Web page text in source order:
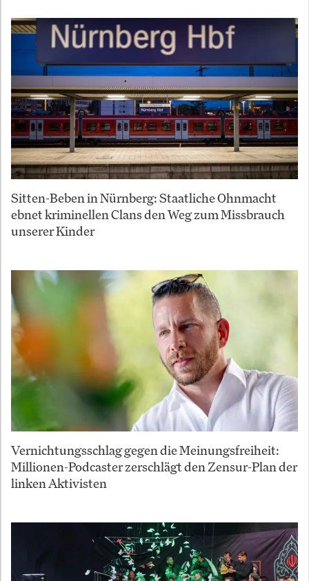
Sitten-Beben in Nürnberg: Staatliche Ohnmacht
ebnet kriminellen Clans den Weg zum Missbrauch
unserer Kinder
Vernichtungsschlag gegen die Meinungsfreiheit:
Millionen-Podcaster zerschlägt den Zensur-Plan der
linken Aktivisten